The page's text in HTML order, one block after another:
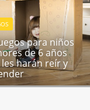
para niños
de 6 años
harán reír y